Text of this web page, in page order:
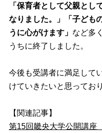
「保育者として父親とし
なりました。」「子ども
うに心がけます」 など多
うちに終了しました。
今後も受講者に満足して
けていきたいと思ってお
【関連記事】
第15回畿央大学公開講座